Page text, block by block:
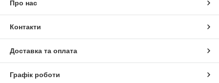
Про нас
Контакти
Доставка та оплата
Графік роботи